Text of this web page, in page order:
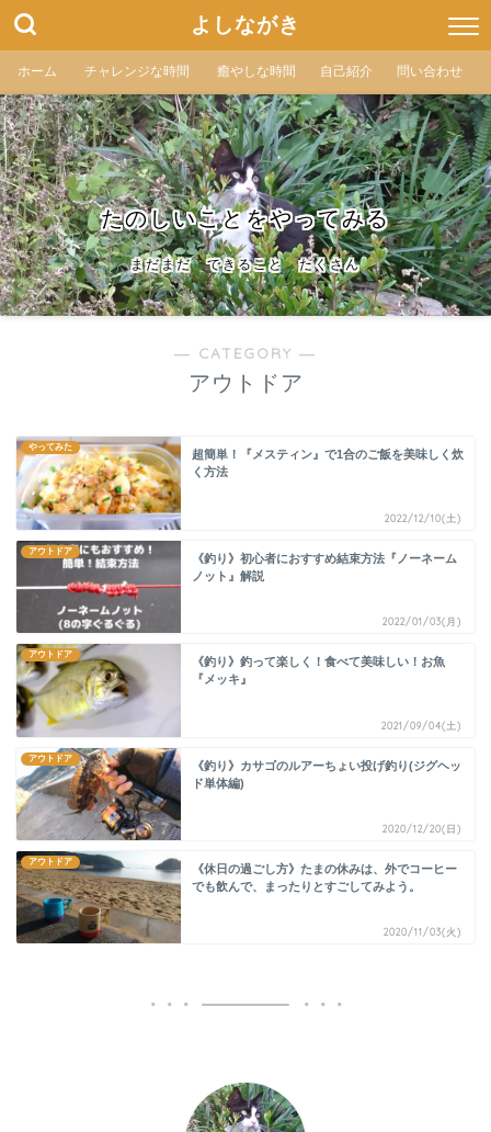
よしながき
ホーム チャレンジな時間 癒やしな時間 自己紹介 問い合わせ
たのしいことをやってみる
まだまだ できること たくさん
― CATEGORY ―
アウトドア
やってみた
超簡単！『メスティン』で1合のご飯を美味しく炊
く方法
2022/12/10(土)
アウトドア
《釣り》初心者におすすめ結束方法『ノーネーム
ノット』解説
2022/01/03(月)
アウトドア
《釣り》釣って楽しく！食べて美味しい！お魚
『メッキ』
2021/09/04(土)
アウトドア
《釣り》カサゴのルアーちょい投げ釣り(ジグヘッ
ド単体編)
2020/12/20(日)
アウトドア
《休日の過ごし方》たまの休みは、外でコーヒー
でも飲んで、まったりとすごしてみよう。
2020/11/03(火)